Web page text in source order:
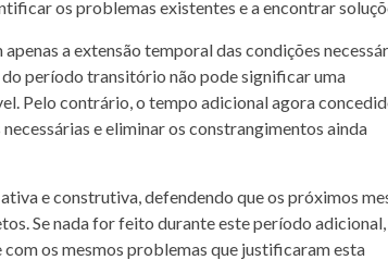
os problemas existentes e a encontrar
a extensão temporal das condições
período transitório não pode significar uma
Pelo contrário, o tempo adicional agora
e eliminar os constrangimentos ainda
e construtiva, defendendo que os próximos
Se nada for feito durante este período adicional,
os mesmos problemas que justificaram esta